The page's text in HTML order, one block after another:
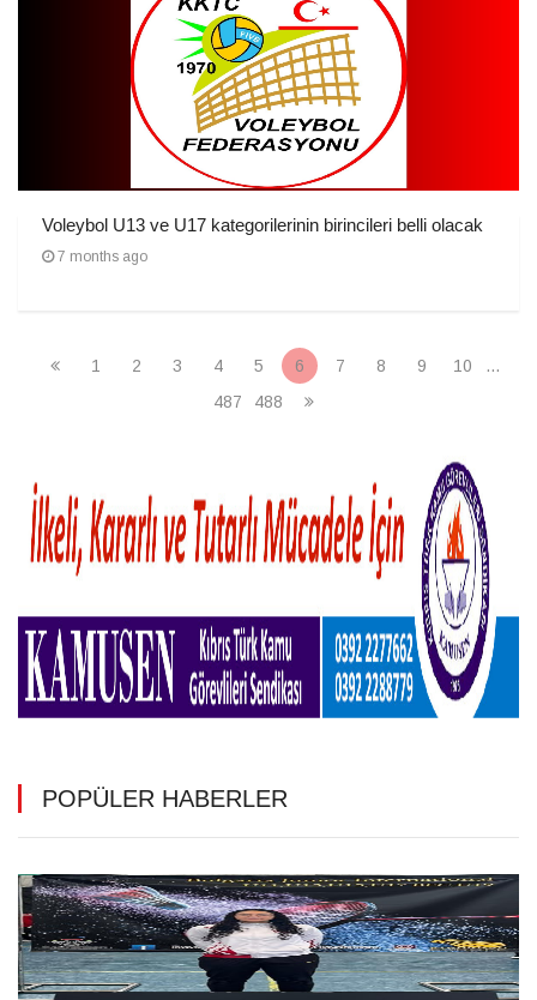
Voleybol U13 ve U17 kategorilerinin birincileri belli olacak
7 months ago
1 2 3 4 5 6 7 8 9 10
...
487
488
POPÜLER HABERLER